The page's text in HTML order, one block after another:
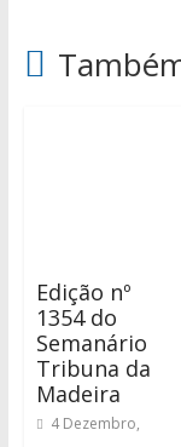
Edição nº
1354 do
Semanário
Tribuna da
Madeira
4 Dezembro,